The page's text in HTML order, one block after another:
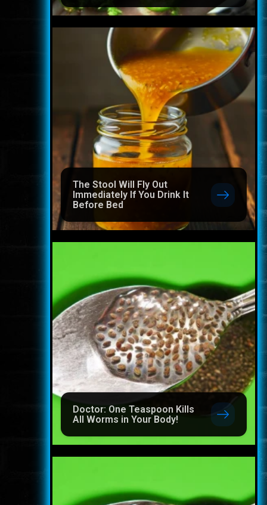
The Stool Will Fly Out
Immediately If You Drink It
Before Bed
Doctor: One Teaspoon Kills
All Worms in Your Body!